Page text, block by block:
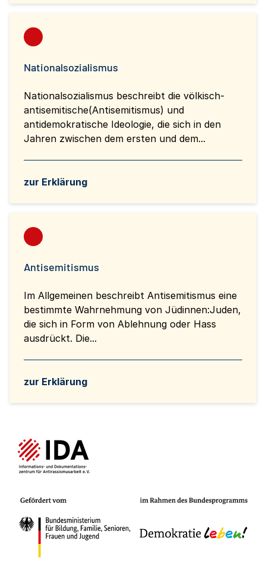
Nationalsozialismus
Nationalsozialismus beschreibt die völkisch-
antisemitische(Antisemitismus) und
antidemokratische Ideologie, die sich in den
Jahren zwischen dem ersten und dem...
zur Erklärung
Antisemitismus
Im Allgemeinen beschreibt Antisemitismus eine
bestimmte Wahrnehmung von Jüdinnen:Juden,
die sich in Form von Ablehnung oder Hass
ausdrückt. Die...
zur Erklärung